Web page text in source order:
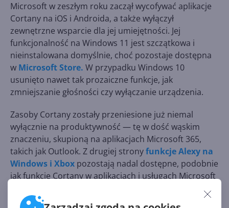
Microsoft w zeszłym roku zaczął wycofywać aplikacje
Cortany na iOS i Androida, a także wyłączył
zewnętrzne wsparcie dla jej umiejętności. Jej
funkcjonalność na Windows 11 jest szczątkowa i
nieinstalowana domyślnie, choć pozostaje dostępna
w Microsoft Store. W przypadku Windows 10
usunięto nawet tak prozaiczne funkcje, jak
zmniejszanie głośności czy wyłączanie urządzenia.
Zasoby Cortany zostały przeniesione już niemal
wyłącznie na produktywność — tę w dość wąskim
znaczeniu, skupioną na aplikacjach Microsoft 365,
takich jak Outlook. Z drugiej stronyfunkcje Alexy na
Windows i Xbox pozostają nadal dostępne, podobnie
jak funkcje Cortany w aplikacjach i usługach Microsoft
365 dostępnych za pośrednictwem urządzeń z Alexą.